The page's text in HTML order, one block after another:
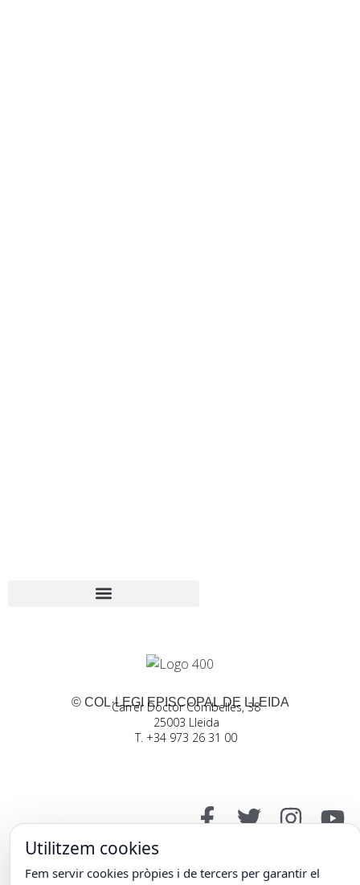
© COL·LEGI EPISCOPAL DE LLEIDA
Carrer Doctor Combelles, 38
25003 Lleida
T. +34 973 26 31 00
Utilitzem cookies
Fem servir cookies pròpies i de tercers per garantir el